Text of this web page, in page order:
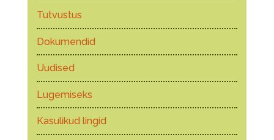
Tutvustus
Dokumendid
Uudised
Lugemiseks
Kasulikud lingid